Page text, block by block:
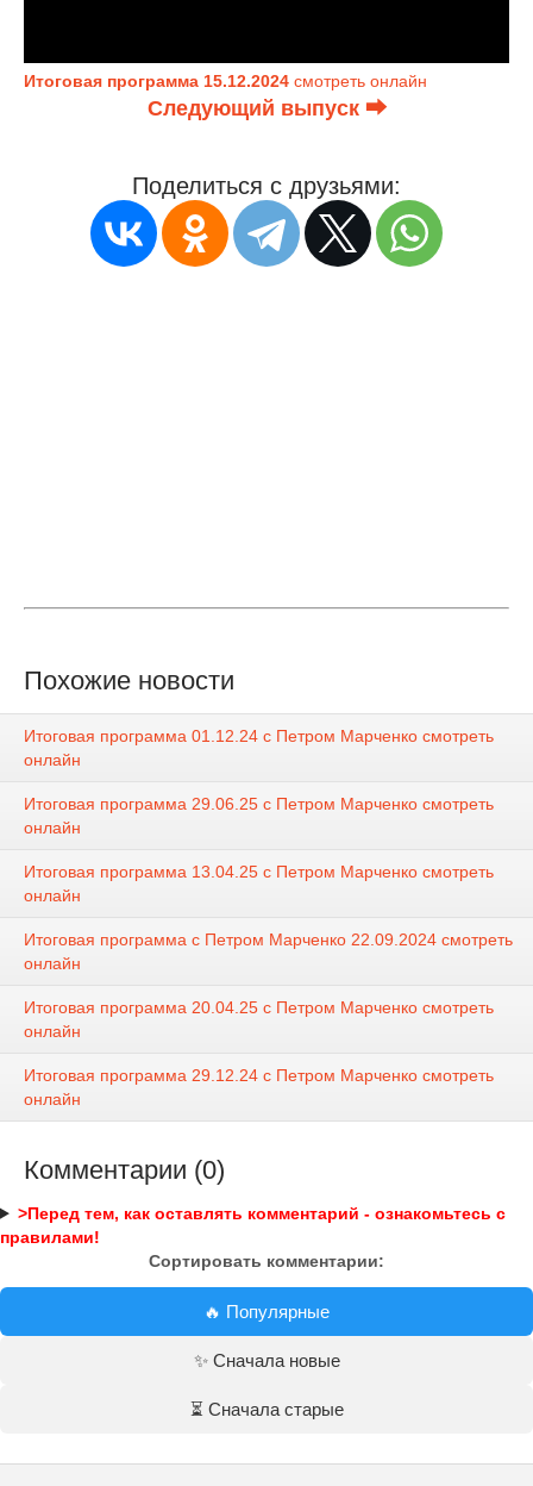
Итоговая программа 15.12.2024 смотреть онлайн
Следующий выпуск ⮕
Поделиться с друзьями:
Похожие новости
Итоговая программа 01.12.24 с Петром Марченко смотреть
онлайн
Итоговая программа 29.06.25 с Петром Марченко смотреть
онлайн
Итоговая программа 13.04.25 с Петром Марченко смотреть
онлайн
Итоговая программа с Петром Марченко 22.09.2024 смотреть
онлайн
Итоговая программа 20.04.25 с Петром Марченко смотреть
онлайн
Итоговая программа 29.12.24 с Петром Марченко смотреть
онлайн
Комментарии (0)
>Перед тем, как оставлять комментарий - ознакомьтесь с
правилами!
Сортировать комментарии:
🔥 Популярные
✨ Сначала новые
⏳ Сначала старые